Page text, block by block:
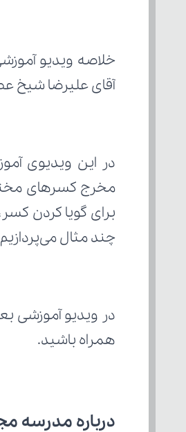
خلاصه ویدیو
آقای علیرضا شیخ
در این ویدیوی
چند مثال
در ویدیو آموزشی
همراه باشید.
درباره مدرسه